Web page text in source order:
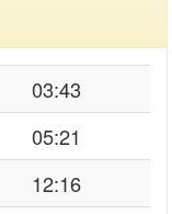
03:43
05:21
12:16